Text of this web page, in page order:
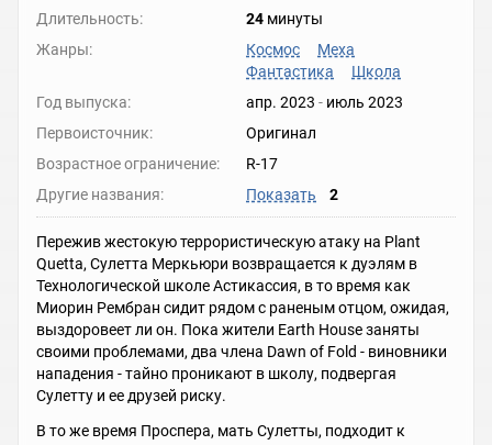
Длительность: 24 минуты
Жанры:
Космос
Меха
Фантастика
Школа
Год выпуска:
апр. 2023 - июль 2023
Первоисточник:
Оригинал
Возрастное ограничение:
R-17
Другие названия:
Показать 2
Пережив жестокую террористическую атаку на Plant
Quetta, Сулетта Меркьюри возвращается к дуэлям в
Технологической школе Астикассия, в то время как
Миорин Рембран сидит рядом с раненым отцом, ожидая,
выздоровеет ли он. Пока жители Earth House заняты
своими проблемами, два члена Dawn of Fold - виновники
нападения - тайно проникают в школу, подвергая
Сулетту и ее друзей риску.
В то же время Проспера, мать Сулетты, подходит к